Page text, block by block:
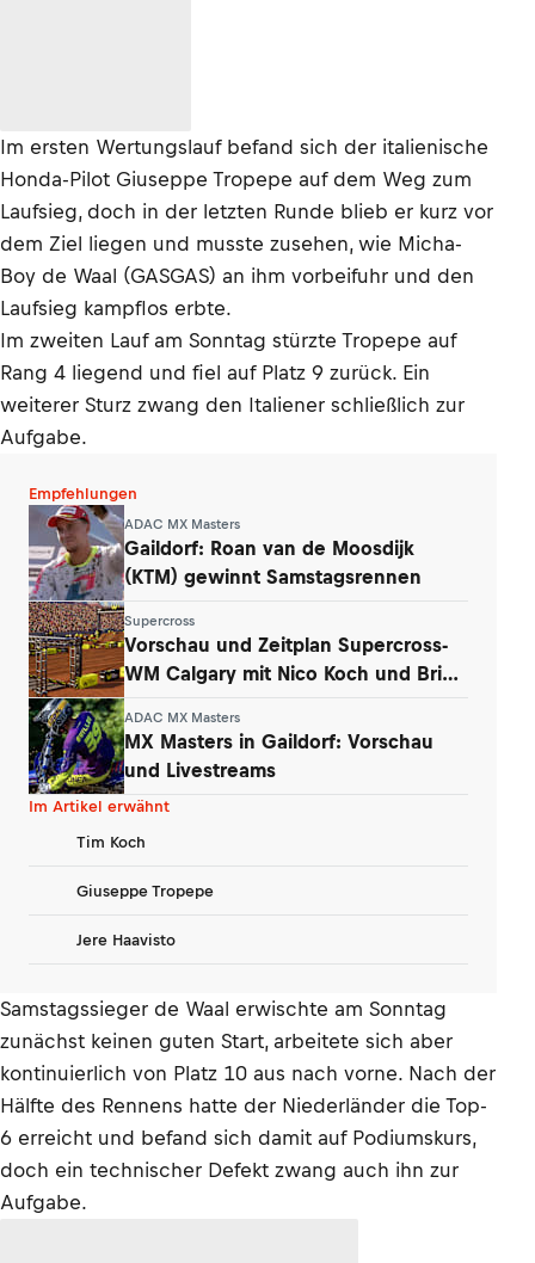
Im ersten Wertungslauf befand sich der italienische
Honda-Pilot Giuseppe Tropepe auf dem Weg zum
Laufsieg, doch in der letzten Runde blieb er kurz vor
dem Ziel liegen und musste zusehen, wie Micha-
Boy de Waal (GASGAS) an ihm vorbeifuhr und den
Laufsieg kampflos erbte.
Im zweiten Lauf am Sonntag stürzte Tropepe auf
Rang 4 liegend und fiel auf Platz 9 zurück. Ein
weiterer Sturz zwang den Italiener schließlich zur
Aufgabe.
Empfehlungen
ADAC MX Masters
Gaildorf: Roan van de Moosdijk
(KTM) gewinnt Samstagsrennen
Supercross
Vorschau und Zeitplan Supercross-
WM Calgary mit Nico Koch und Brian
ADAC MX Masters
MX Masters in Gaildorf: Vorschau
und Livestreams
Im Artikel erwähnt
Tim Koch
Giuseppe Tropepe
Jere Haavisto
Samstagssieger de Waal erwischte am Sonntag
zunächst keinen guten Start, arbeitete sich aber
kontinuierlich von Platz 10 aus nach vorne. Nach der
Hälfte des Rennens hatte der Niederländer die Top-
6 erreicht und befand sich damit auf Podiumskurs,
doch ein technischer Defekt zwang auch ihn zur
Aufgabe.